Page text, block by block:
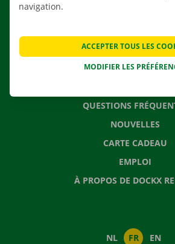
QUESTIONS
NOUVELLES
CARTE CADEAU
EMPLOI
À PROPOS DE DOCKX
NL FR EN
navigation.
MODIFIER LES
ACCEPTER TOUS LES